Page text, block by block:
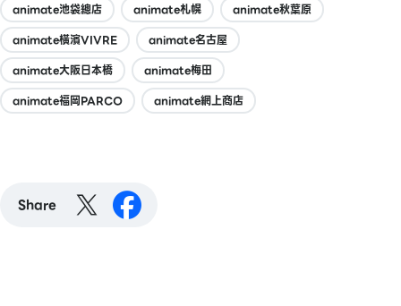
animate池袋總店 animate札幌
animate秋葉原
animate橫濱VIVRE
animate名古屋
animate大阪日本橋
animate梅田
animate福岡PARCO
animate網上商店
Share